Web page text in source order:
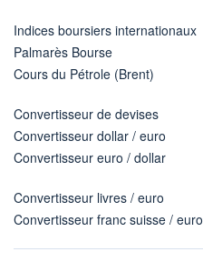
Indices boursiers internationaux
Palmarès Bourse
Cours du Pétrole (Brent)
Convertisseur de devises
Convertisseur dollar / euro
Convertisseur euro / dollar
Convertisseur livres / euro
Convertisseur franc suisse / euro